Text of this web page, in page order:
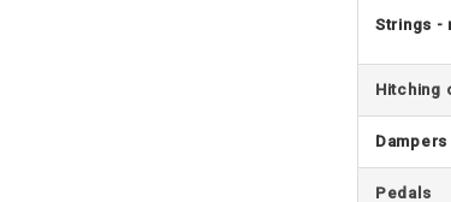
Strings -
Hitching
Pedals